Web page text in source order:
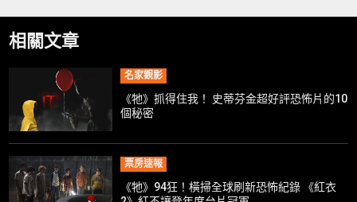
相關文章
名家觀影
《牠》抓得住我！ 史蒂芬金超好評恐怖片的10
個秘密
票房速報
《牠》94狂！橫掃全球刷新恐怖紀錄 《紅衣